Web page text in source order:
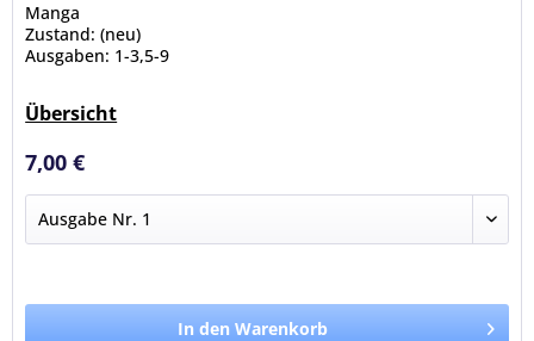
Manga
Zustand: (neu)
Ausgaben: 1-3,5-9
Übersicht
7,00 €
In den Warenkorb